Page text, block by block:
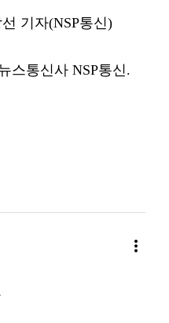
선 기자(NSP통신)
스통신사 NSP통신.
more_vert